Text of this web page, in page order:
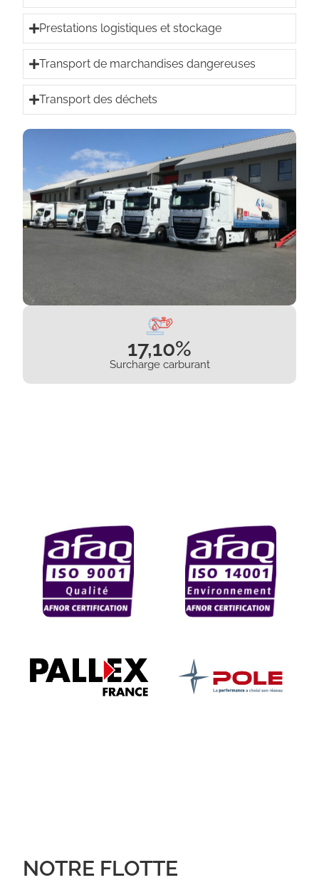
Prestations logistiques et stockage
Transport de marchandises dangereuses
Transport des déchets
17,10%
Surcharge carburant
NOTRE FLOTTE